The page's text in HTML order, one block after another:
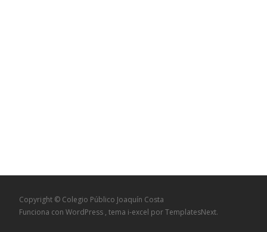
Copyright © Colegio Público Joaquín Costa
Funciona con WordPress , tema i-excel por TemplatesNext.